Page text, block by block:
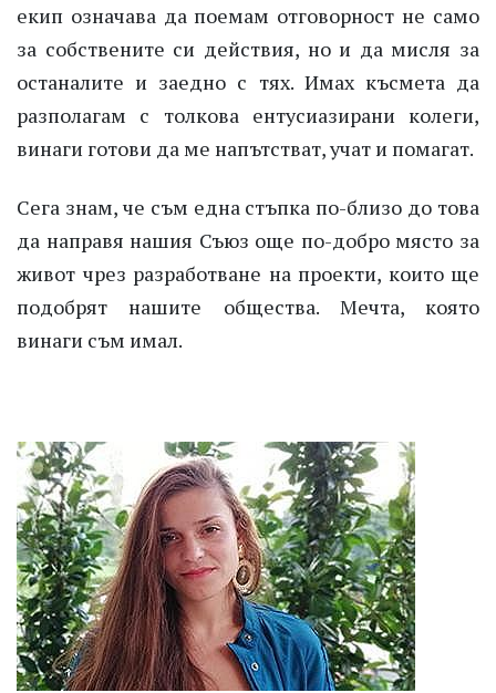
екип означава да поемам отговорност не само
за собствените си действия, но и да мисля за
останалите и заедно с тях. Имах късмета да
разполагам с толкова ентусиазирани колеги,
винаги готови да ме напътстват, учат и помагат.
Сега знам, че съм една стъпка по-близо до това
да направя нашия Съюз още по-добро място за
живот чрез разработване на проекти, които ще
подобрят нашите общества. Мечта, която
винаги съм имал.